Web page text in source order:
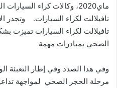
ماي2020، وكالات كراء
تافيلالت لكراء السيارات. وتجدر
تافيلالت لكراء السيارات تميزت
الصحي بمبادرات مهمة
وفي هدا الصدد وفي إطار التعبئة
مرحلة الحجر الصحي لمواجهة